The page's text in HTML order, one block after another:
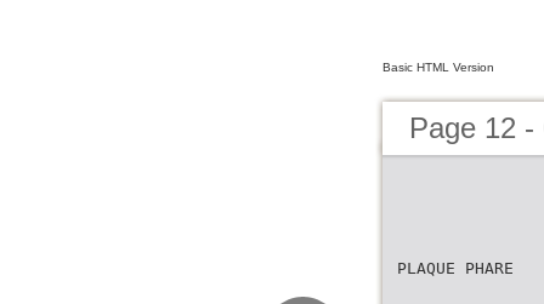
Basic HTML Version
Page 12 -
PLAQUE PHARE